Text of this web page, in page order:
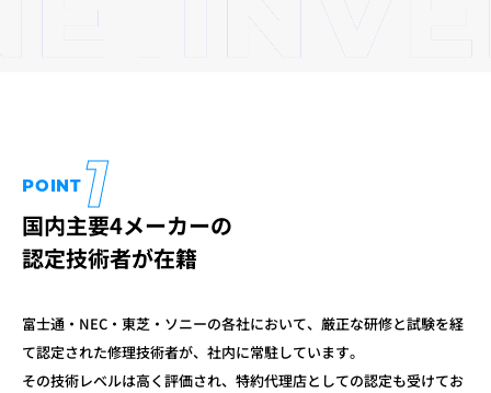
POINT 1
国内主要4メーカーの
認定技術者が在籍
富士通・NEC・東芝・ソニーの各社において、厳正な研修と試験を経
て認定された修理技術者が、社内に常駐しています。
その技術レベルは高く評価され、特約代理店としての認定も受けてお